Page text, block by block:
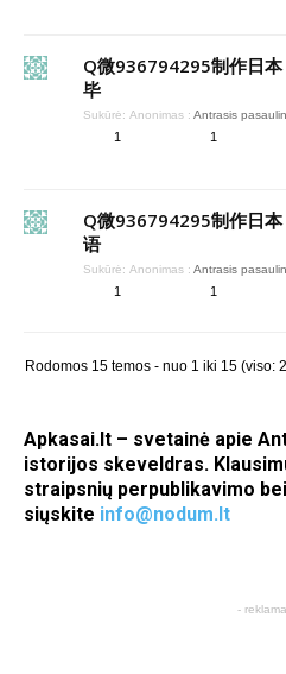
Q微936794295制作日
毕
Sukūrė: Anonimas : Antrasis
1 1
Q微936794295制作日
语
Sukūrė: Anonimas : Antrasis
1 1
Rodomos 15 temos - nuo 1 iki 15 (viso:
Apkasai.lt – svetainė apie
istorijos skeveldras.
straipsnių perpublikavimo
siųskite info@nodum.lt
-